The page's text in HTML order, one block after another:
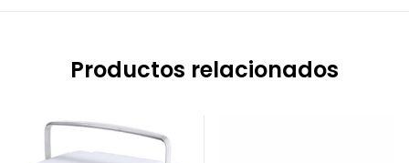
Productos relacionados